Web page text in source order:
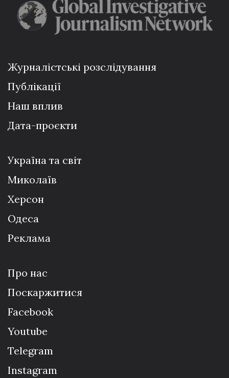
Журналістські розслідування
Публікації
Наш вплив
Дата-проєкти
Україна та світ
Миколаїв
Херсон
Одеса
Реклама
Про нас
Поскаржитися
Facebook
Youtube
Telegram
Instagram